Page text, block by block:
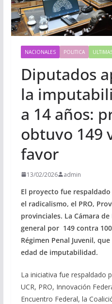
NACIONALES POLITICA
Diputados
la
a 14 años:
obtuvo 149
favor
13/02/2026 admin
El proyecto fue
el radicalismo, el PRO,
provinciales. La Cámara
general por 149 contra
Régimen Penal Juvenil,
edad de imputabilidad.
La iniciativa fue respaldado
UCR, PRO, Innovación
Encuentro Federal, la